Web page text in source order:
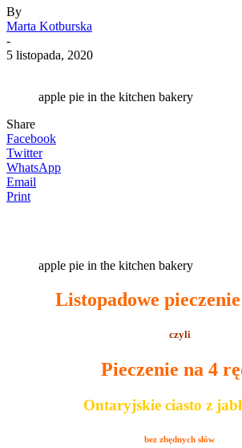
By
Marta Kotburska
-
5 listopada, 2020
apple pie in the kitchen bakery
Share
Facebook
Twitter
WhatsApp
Email
Print
apple pie in the kitchen bakery
Listopadowe
czyli
Pieczenie na 4
Ontaryjskie ciasto z
bez zbędnych słów